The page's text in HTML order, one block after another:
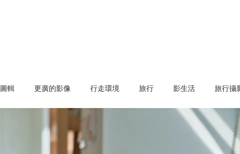
圖輯 更廣的影像 行走環境 旅行 影生活 旅行攝
尋物臉書 RS筆記